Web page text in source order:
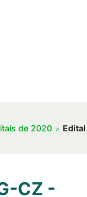
de 2020
CZ -